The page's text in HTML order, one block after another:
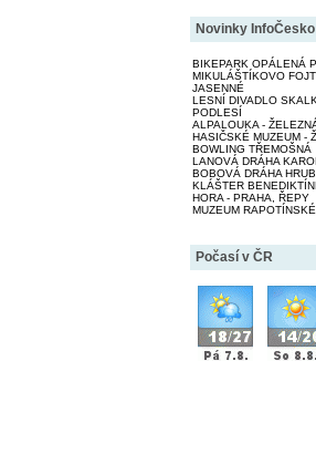
Novinky InfoČesko
BIKEPARK OPÁLENÁ
MIKULÁŠTÍKOVO
JASENNÉ
LESNÍ DIVADLO
PODLESÍ
ALPALOUKA -
HASIČSKÉ MUZEUM -
BOWLING TŘEMOŠNÁ
LANOVÁ DRÁHA
BOBOVÁ DRÁHA
KLÁŠTER
HORA - PRAHA, ŘEPY
MUZEUM
Počasí v ČR